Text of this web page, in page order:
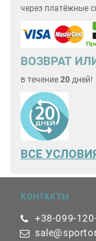
через платёжные
ВОЗВРАТ
в течение 20 дней!
ВСЕ
КОНТАКТЫ
+38-099-